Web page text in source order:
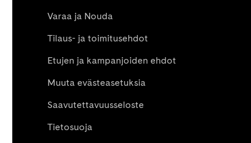
Varaa ja Nouda
Tilaus- ja toimitusehdot
Etujen ja kampanjoiden ehdot
Muuta evästeasetuksia
Saavutettavuusseloste
Tietosuoja